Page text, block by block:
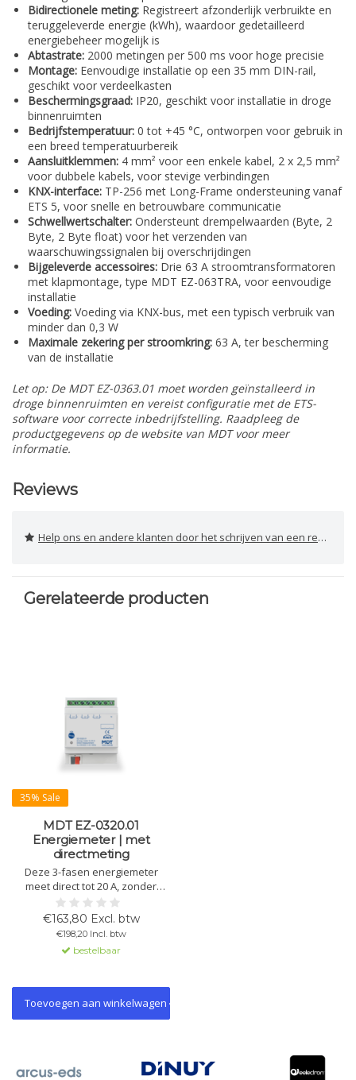
Bidirectionele meting: Registreert afzonderlijk verbruikte en
teruggeleverde energie (kWh), waardoor gedetailleerd
energiebeheer mogelijk is
Abtastrate: 2000 metingen per 500 ms voor hoge precisie
Montage: Eenvoudige installatie op een 35 mm DIN-rail,
geschikt voor verdeelkasten
Beschermingsgraad: IP20, geschikt voor installatie in droge
binnenruimten
Bedrijfstemperatuur: 0 tot +45 °C, ontworpen voor gebruik in
een breed temperatuurbereik
Aansluitklemmen: 4 mm² voor een enkele kabel, 2 x 2,5 mm²
voor dubbele kabels, voor stevige verbindingen
KNX-interface: TP-256 met Long-Frame ondersteuning vanaf
ETS 5, voor snelle en betrouwbare communicatie
Schwellwertschalter: Ondersteunt drempelwaarden (Byte, 2
Byte, 2 Byte float) voor het verzenden van
waarschuwingssignalen bij overschrijdingen
Bijgeleverde accessoires: Drie 63 A stroomtransformatoren
met klapmontage, type MDT EZ-063TRA, voor eenvoudige
installatie
Voeding: Voeding via KNX-bus, met een typisch verbruik van
minder dan 0,3 W
Maximale zekering per stroomkring: 63 A, ter bescherming
van de installatie
Let op: De MDT EZ-0363.01 moet worden geïnstalleerd in
droge binnenruimten en vereist configuratie met de ETS-
software voor correcte inbedrijfstelling. Raadpleeg de
productgegevens op de website van MDT voor meer
informatie.
Reviews
Help ons en andere klanten door het schrijven van een review
Gerelateerde producten
35% Sale
MDT EZ-0320.01
Energiemeter | met
directmeting
Deze 3-fasen energiemeter
meet direct tot 20 A, zonder
meettransformatoren.
Registreert actief/reactief
vermogen, spanning, stroom en
cos phi, en onderscheidt
verbruik en opbrengst,
€163,80 Excl. btw
€198,20 Incl. btw
bestelbaar
Toevoegen aan winkelwagen